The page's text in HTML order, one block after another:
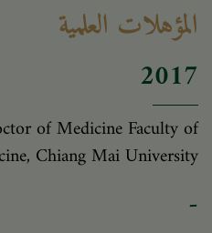
المؤهلات العلمية
2017
of Medicine Faculty of
Chiang Mai University
-